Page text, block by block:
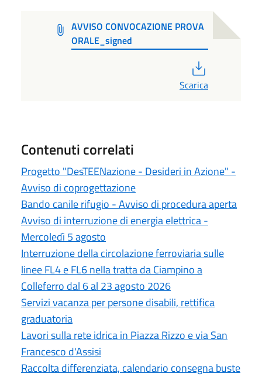
AVVISO CONVOCAZIONE PROVA
ORALE_signed
Scarica
Contenuti correlati
Progetto "DesTEENazione - Desideri in Azione" -
Avviso di coprogettazione
Bando canile rifugio - Avviso di procedura aperta
Avviso di interruzione di energia elettrica -
Mercoledì 5 agosto
Interruzione della circolazione ferroviaria sulle
linee FL4 e FL6 nella tratta da Ciampino a
Colleferro dal 6 al 23 agosto 2026
Servizi vacanza per persone disabili, rettifica
graduatoria
Lavori sulla rete idrica in Piazza Rizzo e via San
Francesco d'Assisi
Raccolta differenziata, calendario consegna buste